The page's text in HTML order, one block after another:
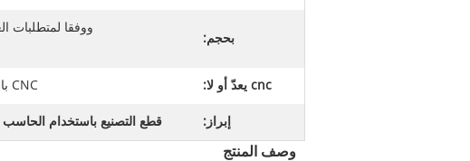
بحجم:
ووفقا لمتطلبات
cnc يعدّ أو لا: CNC بالقطع
إبراز: قطع التصنيع باستخدام الحاسب
وصف المنتج